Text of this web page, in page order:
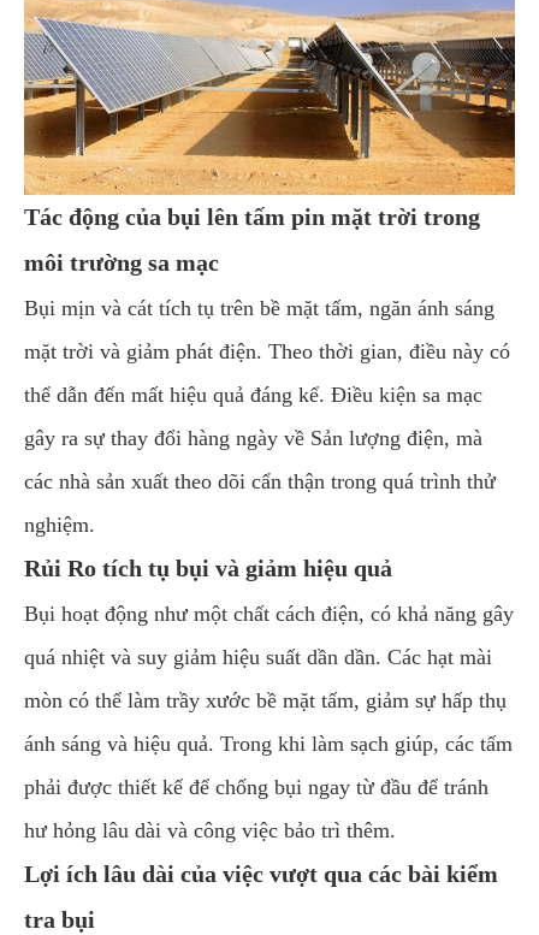
Tác động của bụi lên tấm pin mặt trời trong
môi trường sa mạc
Bụi mịn và cát tích tụ trên bề mặt tấm, ngăn ánh sáng
mặt trời và giảm phát điện. Theo thời gian, điều này có
thể dẫn đến mất hiệu quả đáng kể. Điều kiện sa mạc
gây ra sự thay đổi hàng ngày về Sản lượng điện, mà
các nhà sản xuất theo dõi cẩn thận trong quá trình thử
nghiệm.
Rủi Ro tích tụ bụi và giảm hiệu quả
Bụi hoạt động như một chất cách điện, có khả năng gây
quá nhiệt và suy giảm hiệu suất dần dần. Các hạt mài
mòn có thể làm trầy xước bề mặt tấm, giảm sự hấp thụ
ánh sáng và hiệu quả. Trong khi làm sạch giúp, các tấm
phải được thiết kế để chống bụi ngay từ đầu để tránh
hư hỏng lâu dài và công việc bảo trì thêm.
Lợi ích lâu dài của việc vượt qua các bài kiểm
tra bụi